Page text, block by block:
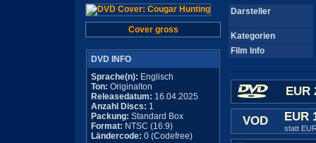
Cover gross
DVD INFO
Sprache(n): Englisch
Ton: Originalton
Releasedatum: 16.04.2025
Anzahl Discs: 1
Packung: Standard Box
Format: NTSC (16:9)
Ländercode: 0 (Codefree)
Darsteller
Kategorien
Film Info
EUR
VOD EUR
statt